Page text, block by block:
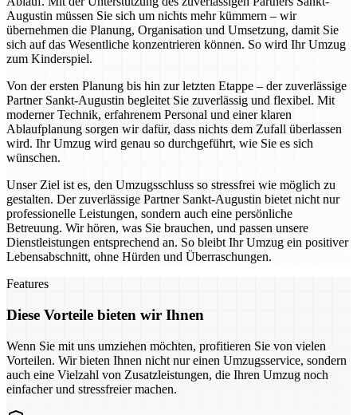
Augustin müssen Sie sich um nichts mehr kümmern – wir
übernehmen die Planung, Organisation und Umsetzung, damit Sie
sich auf das Wesentliche konzentrieren können. So wird Ihr Umzug
zum Kinderspiel.
Von der ersten Planung bis hin zur letzten Etappe – der zuverlässige
Partner Sankt-Augustin begleitet Sie zuverlässig und flexibel. Mit
moderner Technik, erfahrenem Personal und einer klaren
Ablaufplanung sorgen wir dafür, dass nichts dem Zufall überlassen
wird. Ihr Umzug wird genau so durchgeführt, wie Sie es sich
wünschen.
Unser Ziel ist es, den Umzugsschluss so stressfrei wie möglich zu
gestalten. Der zuverlässige Partner Sankt-Augustin bietet nicht nur
professionelle Leistungen, sondern auch eine persönliche
Betreuung. Wir hören, was Sie brauchen, und passen unsere
Dienstleistungen entsprechend an. So bleibt Ihr Umzug ein positiver
Lebensabschnitt, ohne Hürden und Überraschungen.
Features
Diese Vorteile bieten wir Ihnen
Wenn Sie mit uns umziehen möchten, profitieren Sie von vielen
Vorteilen. Wir bieten Ihnen nicht nur einen Umzugsservice, sondern
auch eine Vielzahl von Zusatzleistungen, die Ihren Umzug noch
einfacher und stressfreier machen.